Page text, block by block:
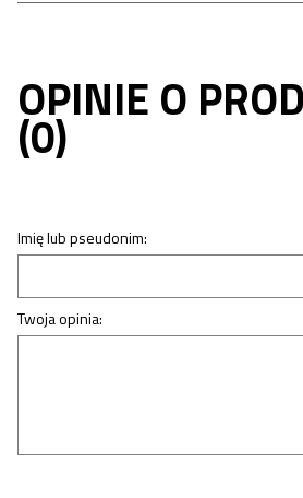
OPINIE O
(0)
Imię lub pseudonim:
Twoja opinia: